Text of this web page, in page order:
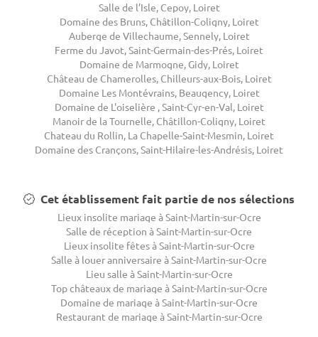
Salle de l’Isle, Cepoy, Loiret
Domaine des Bruns, Châtillon-Coligny, Loiret
Auberge de Villechaume, Sennely, Loiret
Ferme du Javot, Saint-Germain-des-Prés, Loiret
Domaine de Marmogne, Gidy, Loiret
Château de Chamerolles, Chilleurs-aux-Bois, Loiret
Domaine Les Montévrains, Beaugency, Loiret
Domaine de L'oiselière , Saint-Cyr-en-Val, Loiret
Manoir de la Tournelle, Châtillon-Coligny, Loiret
Chateau du Rollin, La Chapelle-Saint-Mesmin, Loiret
Domaine des Crançons, Saint-Hilaire-les-Andrésis, Loiret
Cet établissement fait partie de nos sélections
Lieux insolite mariage à Saint-Martin-sur-Ocre
Salle de réception à Saint-Martin-sur-Ocre
Lieux insolite fêtes à Saint-Martin-sur-Ocre
Salle à louer anniversaire à Saint-Martin-sur-Ocre
Lieu salle à Saint-Martin-sur-Ocre
Top châteaux de mariage à Saint-Martin-sur-Ocre
Domaine de mariage à Saint-Martin-sur-Ocre
Restaurant de mariage à Saint-Martin-sur-Ocre